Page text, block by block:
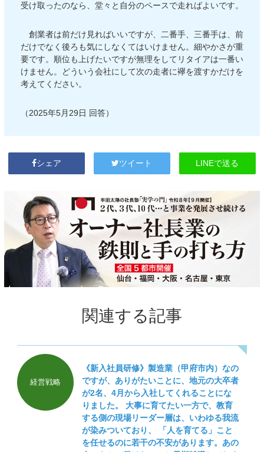
受け取ったのなら、堂々と自分のペースで走ればよいです。
創業者は前だけ見ればいいですが、二番手、三番手は、前
だけでなく後ろも気にしなくてはいけません。細やかさが重
要です。順位も上げたいですが無理をしてリタイアは一番い
けません。どういう会社にして次の走者に襷を渡すかだけを
考えてください。
（2025年5月29日 回答）
シェア ツイート LINEで送る
関連する記事
経営戦略
《新入社員研修》製造業（甲府市内）なの
ですが、ありがたいことに、地元の大卒者
が2名、4月から入社してくれることにな
りました。 大事に育てたい一方で、教育
する側の現場リーダー層は、いわゆる我流
が染みついており、 「人を育てる」こと
を任せるのに若干の不安があります。あの